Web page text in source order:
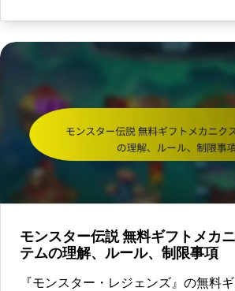
モンスター伝説 無料ギフトメカ
テムの理解、ルール、制限事項
『モンスター・レジェンズ』の無料